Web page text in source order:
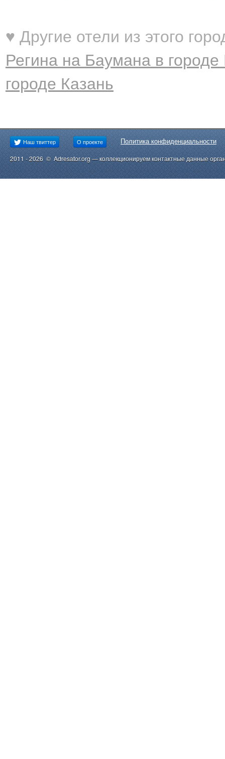
♥ Другие отели из этого
Регина на Баумана в городе
городе Казань
Наш твиттер О проекте Политика конфиденциальности
2011 - 2026 © Adresator.org — коллекционируем контактные данные